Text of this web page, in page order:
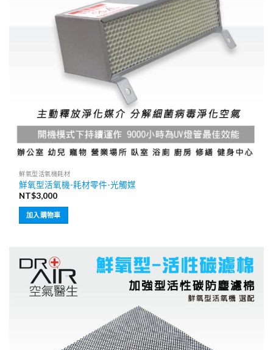
鮮氧型活氧機耗材
鮮氧型活氧機-耗材零件-光觸媒
NT$3,000
加入購物車